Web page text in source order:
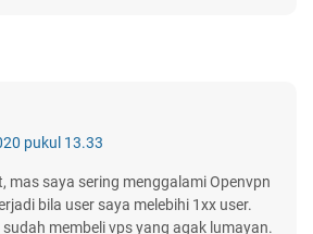
pukul 13.33
mas saya sering menggalami Openvpn
bila user saya melebihi 1xx user.
membeli vps yang agak lumayan.